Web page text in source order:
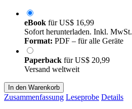
eBook fürUS$ 16,99
Sofort herunterladen. Inkl. MwSt.
Format: PDF – für alle Geräte
Paperback fürUS$ 20,99
Versand weltweit
In den Warenkorb
Zusammenfassung Leseprobe Details